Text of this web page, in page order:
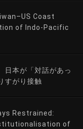
Coast
of Indo-Pacific
本が「対話があっ
すがり接触
Restrained:
of